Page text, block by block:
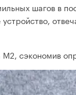
шагов в
сэкономив